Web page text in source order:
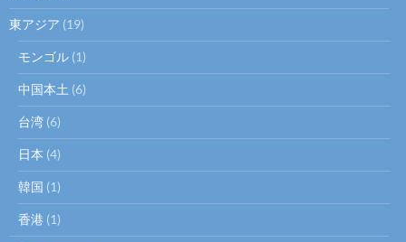
東アジア (19)
モンゴル (1)
中国本土 (6)
台湾 (6)
日本 (4)
韓国 (1)
香港 (1)